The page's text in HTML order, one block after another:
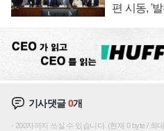
편 시동, '
기사댓글0개
200자까지 쓰실 수 있습니다. (현재 0 byte / 최